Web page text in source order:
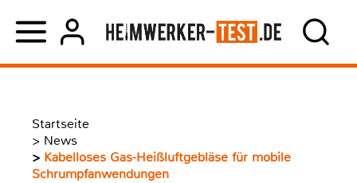
Startseite
> News
> Kabelloses Gas-Heißluftgebläse für mobile
Schrumpfanwendungen